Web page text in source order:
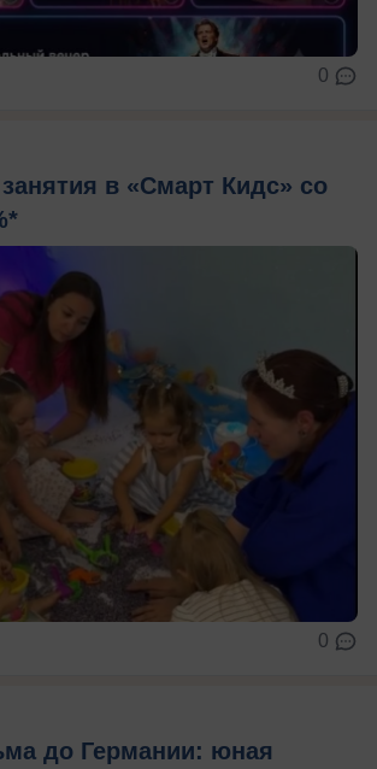
0
в «Смарт Кидс» со
0
до Германии: юная